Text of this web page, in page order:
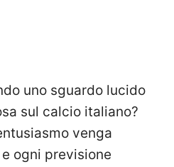
uno sguardo lucido
sul calcio italiano?
venga
ogni previsione